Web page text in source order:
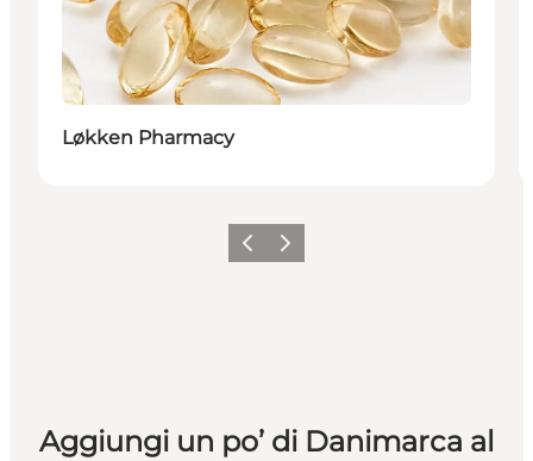
Løkken Pharmacy
Precedente
Avanti
Aggiungi un po’ di Danimarca al